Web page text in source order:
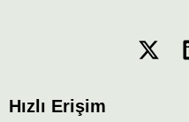
Hızlı Erişim